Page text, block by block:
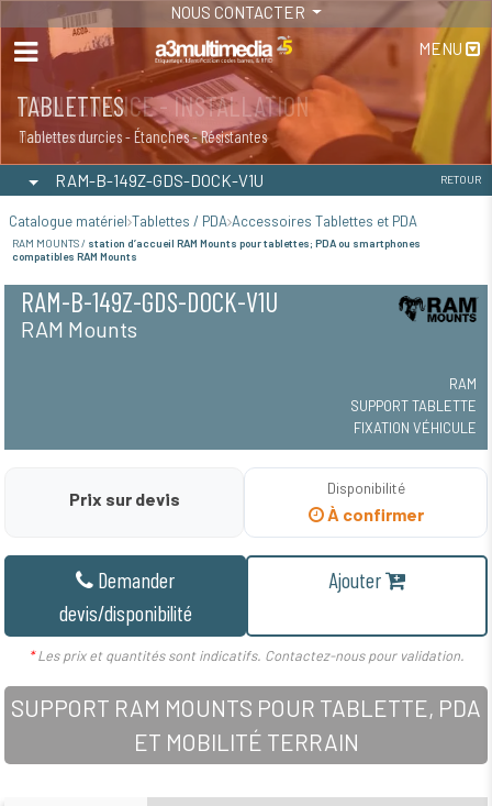
NOUS CONTACTER
MENU
MAINTENANCE - INSTALLATION
Maintenance
TABLETTES
Tablettes durcies - Étanches - Résistantes
RAM-B-149Z-GDS-DOCK-V1U RETOUR
Catalogue matériel Tablettes / PDA Accessoires Tablettes et PDA
RAM MOUNTS / station d’accueil RAM Mounts pour tablettes; PDA ou smartphones
compatibles RAM Mounts
RAM-B-149Z-GDS-DOCK-V1U
RAM Mounts
RAM
SUPPORT TABLETTE
FIXATION VÉHICULE
Prix sur devis
Disponibilité
À confirmer
Demander
devis/disponibilité
Ajouter
*Les prix et quantités sont indicatifs. Contactez-nous pour validation.
SUPPORT RAM MOUNTS POUR TABLETTE, PDA
ET MOBILITÉ TERRAIN